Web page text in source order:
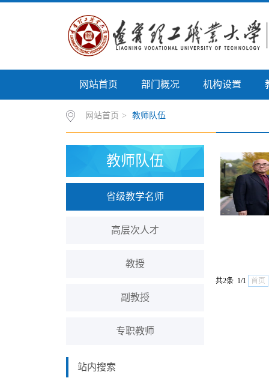
网站首页 部门概况 机构设置
网站首页 > 教师队伍
教师队伍
省级教学名师
高层次人才
教授
副教授
专职教师
站内搜索
共2条 1/1 首页